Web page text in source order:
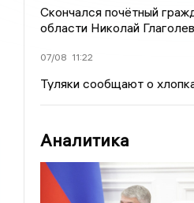
Скончался почётный
области Николай Глаголев
07/08 11:22
Туляки сообщают о
Аналитика